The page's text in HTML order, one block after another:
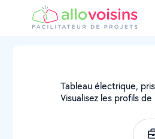
Tableau électrique,
Visualisez les profils